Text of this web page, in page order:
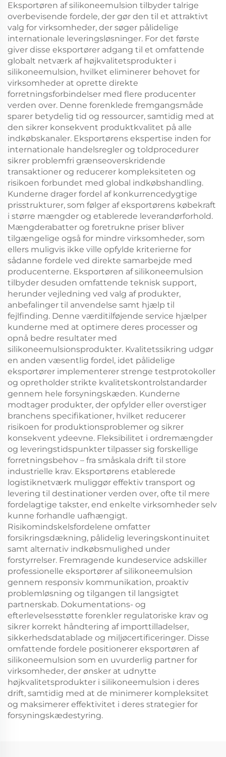
Eksportøren af silikoneemulsion tilbyder talrige
overbevisende fordele, der gør den til et attraktivt
valg for virksomheder, der søger pålidelige
internationale leveringsløsninger. For det første
giver disse eksportører adgang til et omfattende
globalt netværk af højkvalitetsprodukter i
silikoneemulsion, hvilket eliminerer behovet for
virksomheder at oprette direkte
forretningsforbindelser med flere producenter
verden over. Denne forenklede fremgangsmåde
sparer betydelig tid og ressourcer, samtidig med at
den sikrer konsekvent produktkvalitet på alle
indkøbskanaler. Eksportørens ekspertise inden for
internationale handelsregler og toldprocedurer
sikrer problemfri grænseoverskridende
transaktioner og reducerer kompleksiteten og
risikoen forbundet med global indkøbshandling.
Kunderne drager fordel af konkurrencedygtige
prisstrukturer, som følger af eksportørens købekraft
i større mængder og etablerede leverandørforhold.
Mængderabatter og foretrukne priser bliver
tilgængelige også for mindre virksomheder, som
ellers muligvis ikke ville opfylde kriterierne for
sådanne fordele ved direkte samarbejde med
producenterne. Eksportøren af silikoneemulsion
tilbyder desuden omfattende teknisk support,
herunder vejledning ved valg af produkter,
anbefalinger til anvendelse samt hjælp til
fejlfinding. Denne værditilføjende service hjælper
kunderne med at optimere deres processer og
opnå bedre resultater med
silikoneemulsionsprodukter. Kvalitetssikring udgør
en anden væsentlig fordel, idet pålidelige
eksportører implementerer strenge testprotokoller
og opretholder strikte kvalitetskontrolstandarder
gennem hele forsyningskæden. Kunderne
modtager produkter, der opfylder eller overstiger
branchens specifikationer, hvilket reducerer
risikoen for produktionsproblemer og sikrer
konsekvent ydeevne. Fleksibilitet i ordremængder
og leveringstidspunkter tilpasser sig forskellige
forretningsbehov – fra småskala drift til store
industrielle krav. Eksportørens etablerede
logistiknetværk muliggør effektiv transport og
levering til destinationer verden over, ofte til mere
fordelagtige takster, end enkelte virksomheder selv
kunne forhandle uafhængigt.
Risikomindskelsfordelene omfatter
forsikringsdækning, pålidelig leveringskontinuitet
samt alternativ indkøbsmulighed under
forstyrrelser. Fremragende kundeservice adskiller
professionelle eksportører af silikoneemulsion
gennem responsiv kommunikation, proaktiv
problemløsning og tilgangen til langsigtet
partnerskab. Dokumentations- og
efterlevelsesstøtte forenkler regulatoriske krav og
sikrer korrekt håndtering af importtilladelser,
sikkerhedsdatablade og miljøcertificeringer. Disse
omfattende fordele positionerer eksportøren af
silikoneemulsion som en uvurderlig partner for
virksomheder, der ønsker at udnytte
højkvalitetsprodukter i silikoneemulsion i deres
drift, samtidig med at de minimerer kompleksitet
og maksimerer effektivitet i deres strategier for
forsyningskædestyring.